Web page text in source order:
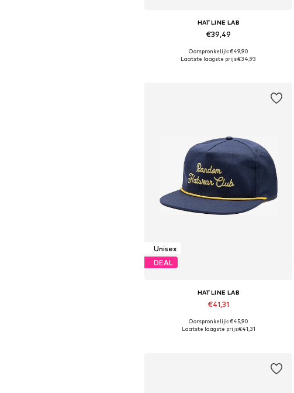
HATLINE LAB
€39,49
Beschikbare maten: 55-60
Oorspronkelijk: €49,90
Laatste laagste prijs:€34,93
Unisex
DEAL
HATLINE LAB
€41,31
Beschikbare maten: 55-60
Oorspronkelijk: €45,90
Laatste laagste prijs:€41,31